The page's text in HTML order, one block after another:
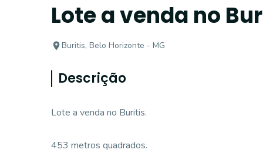
Lote a venda no
Buritis, Belo Horizonte - MG
Descrição
Lote a venda no Buritis.
453 metros quadrados.